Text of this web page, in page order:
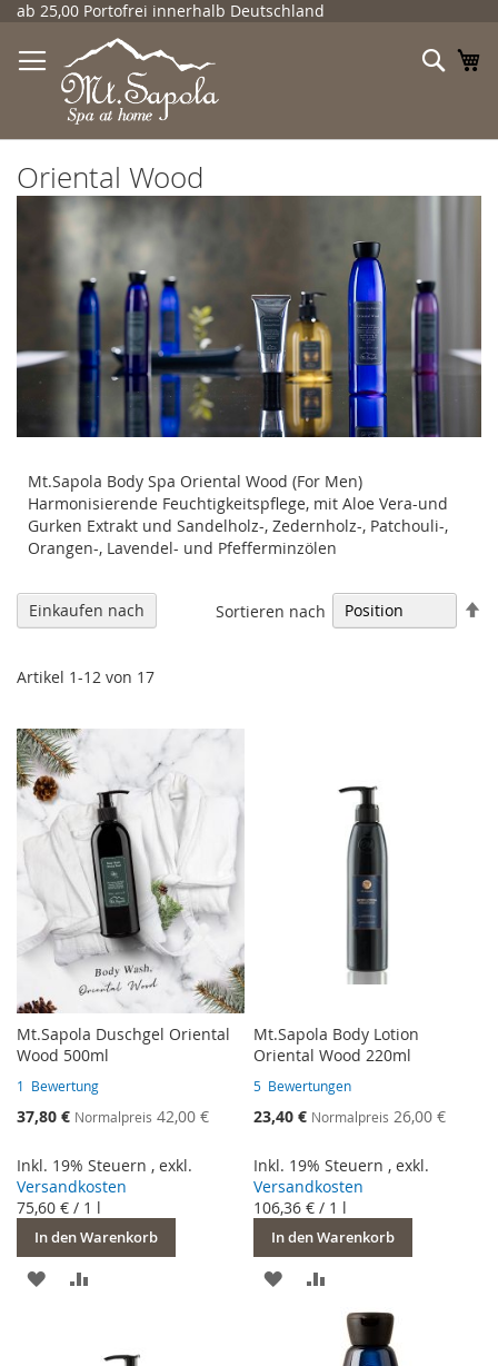
Direkt
Inhalt
ab 25,00 Portofrei innerhalb Deutschland
Oriental Wood
Mt.Sapola Body Spa Oriental Wood (For Men)
Harmonisierende Feuchtigkeitspflege, mit Aloe Vera-und
Gurken Extrakt und Sandelholz-, Zedernholz-, Patchouli-,
Orangen-, Lavendel- und Pfefferminzölen
Artikel 1-12 von 17
Sortieren nach
Mt.Sapola Duschgel Oriental
Wood 500ml
1 Bewertung
Sonderangebot
37,80 € Normalpreis 42,00 €
Inkl. 19% Steuern , exkl.
Versandkosten
75,60 € / 1 l
In den Warenkorb
ZUR
HINZUFÜGENHINZUFÜGEN
Mt.Sapola Body Lotion
Oriental Wood 220ml
5 Bewertungen
Sonderangebot
23,40 € Normalpreis 26,00 €
Inkl. 19% Steuern ,exkl.
Versandkosten
106,36 € / 1 l
In den Warenkorb
ZUR
WUNSCHLISTE
HINZUFÜGEN
VERGLEICHSLISTE
HINZUFÜGEN
Einkaufen nach